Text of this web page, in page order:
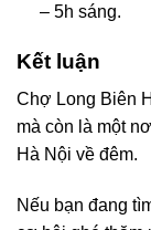
– 5h sáng.
Kết luận
Chợ Long Biên
mà còn là một
Hà Nội về đêm.
Nếu bạn đang